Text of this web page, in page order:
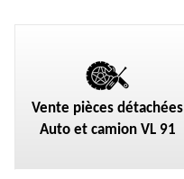
Vente pièces détachées
Auto et camion VL 91